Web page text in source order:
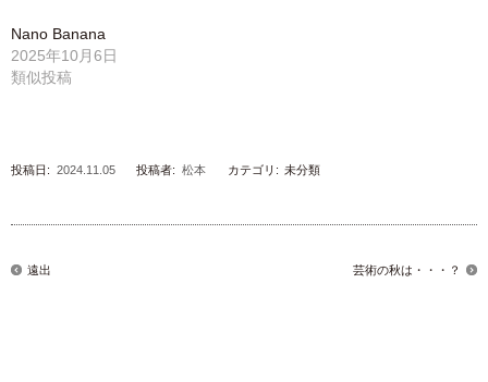
Nano Banana
2025年10月6日
類似投稿
投稿日: 2024.11.05 投稿者: 松本 カテゴリ: 未分類
遠出 芸術の秋は・・・？